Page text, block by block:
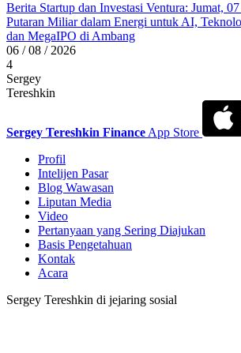
Berita Startup dan Investasi Ventura: Jumat,
Putaran Miliar dalam Energi untuk AI,
dan MegaIPO di Ambang
06 / 08 / 2026
4
Sergey
Tereshkin
Sergey Tereshkin FinanceApp Store
Profil
Intelijen Pasar
Blog Wawasan
Liputan Media
Video
Pertanyaan yang Sering Diajukan
Basis Pengetahuan
Kontak
Acara
Sergey Tereshkin di jejaring sosial